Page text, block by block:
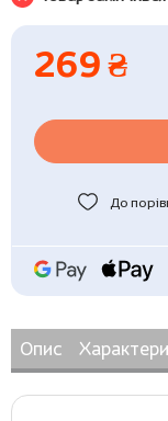
269 ₴
До
Опис